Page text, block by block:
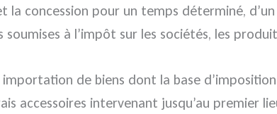
la concession pour un temps déterminé,
à l’impôt sur les sociétés, les
de biens dont la base
accessoires intervenant jusqu’au premier